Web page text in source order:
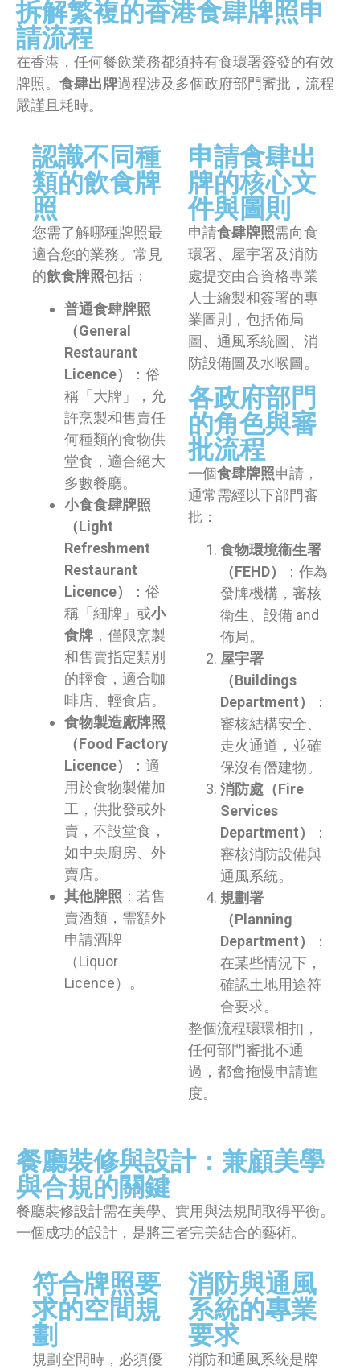
拆解繁複的香港食肆牌照申
請流程
在香港，任何餐飲業務都須持有食環署簽發的有效
牌照。 食肆出牌過程涉及多個政府部門審批，流程
嚴謹且耗時。
認識不同種
類的飲食牌
照
您需了解哪種牌照最
適合您的業務。常見
的飲食牌照包括：
普通食肆牌照
（General
Restaurant
Licence）
：俗
稱「大牌」，允
許烹製和售賣任
何種類的食物供
堂食，適合絕大
多數餐廳。
小食食肆牌照
（Light
Refreshment
Restaurant
Licence）
：俗
稱「細牌」或小
食牌 ，僅限烹製
和售賣指定類別
的輕食，適合咖
啡店、輕食店。
食物製造廠牌照
（Food Factory
Licence）
：適
用於食物製備加
工，供批發或外
賣，不設堂食，
如中央廚房、外
賣店。
其他牌照 ：若售
賣酒類，需額外
申請酒牌
（Liquor
Licence）。
申請食肆出
牌的核心文
件與圖則
申請食肆牌照需向食
環署、屋宇署及消防
處提交由合資格專業
人士繪製和簽署的專
業圖則，包括佈局
圖、通風系統圖、消
防設備圖及水喉圖。
各政府部門
的角色與審
批流程
一個食肆牌照申請，
通常需經以下部門審
批：
食物環境衞生署
（FEHD）
：作為
發牌機構，審核
衛生、設備 and
佈局。
屋宇署
（Buildings
Department）
：
審核結構安全、
走火通道，並確
保沒有僭建物。
消防處（Fire
Services
Department）
：
審核消防設備與
通風系統。
規劃署
（Planning
Department）
：
在某些情況下，
確認土地用途符
合要求。
整個流程環環相扣，
任何部門審批不通
過，都會拖慢申請進
度。
餐廳裝修與設計：兼顧美學
與合規的關鍵
餐廳裝修設計需在美學、實用與法規間取得平衡。
一個成功的設計，是將三者完美結合的藝術。
符合牌照要
求的空間規
劃
規劃空間時，必須優
消防與通風
系統的專業
要求
消防和通風系統是牌